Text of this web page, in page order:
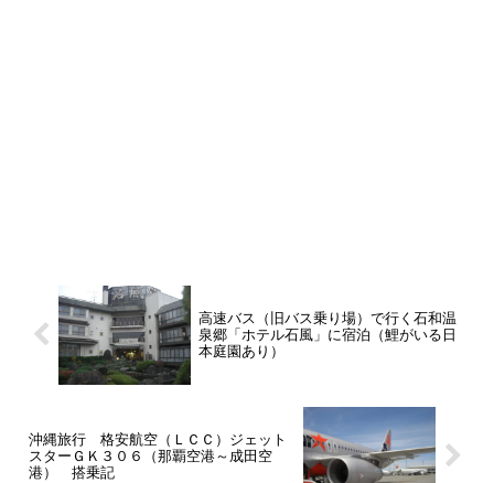
高速バス（旧バス乗り場）で行く石和温
泉郷「ホテル石風」に宿泊（鯉がいる日
本庭園あり）
沖縄旅行 格安航空（ＬＣＣ）ジェット
スターＧＫ３０６（那覇空港～成田空
港） 搭乗記